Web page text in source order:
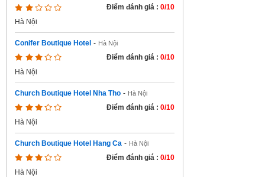
Điểm đánh giá : 0/10
Hà Nội
Conifer Boutique Hotel - Hà Nội
Điểm đánh giá : 0/10
Hà Nội
Church Boutique Hotel Nha Tho - Hà Nội
Điểm đánh giá : 0/10
Hà Nội
Church Boutique Hotel Hang Ca - Hà Nội
Điểm đánh giá : 0/10
Hà Nội